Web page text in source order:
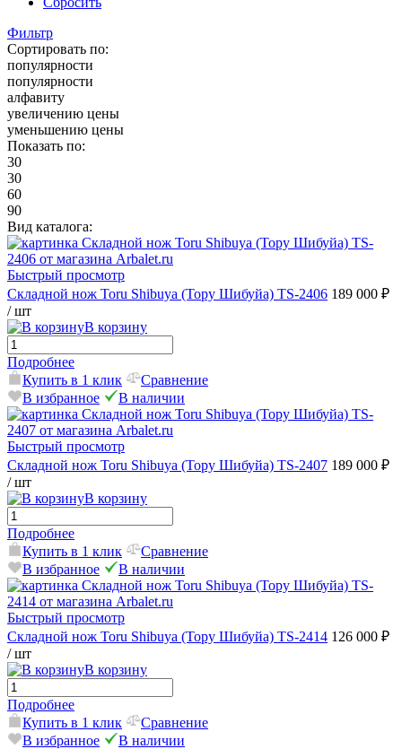
Фильтр
Сортировать по:
популярности
популярности
алфавиту
увеличению цены
уменьшению цены
Показать по:
30
30
60
90
Вид каталога:
Быстрый просмотр
Складной нож Toru Shibuya (Тору Шибуйа) TS-2406 189 000 ₽
/ шт
В корзину
Подробнее
Купить в 1 клик
Сравнение
В избранное
В наличии
Быстрый просмотр
Складной нож Toru Shibuya (Тору Шибуйа) TS-2407 189 000 ₽
/ шт
В корзину
Подробнее
Купить в 1 клик
Сравнение
В избранное
В наличии
Быстрый просмотр
Складной нож Toru Shibuya (Тору Шибуйа) TS-2414 126 000 ₽
/ шт
В корзину
Подробнее
Купить в 1 клик
Сравнение
В избранное
В наличии